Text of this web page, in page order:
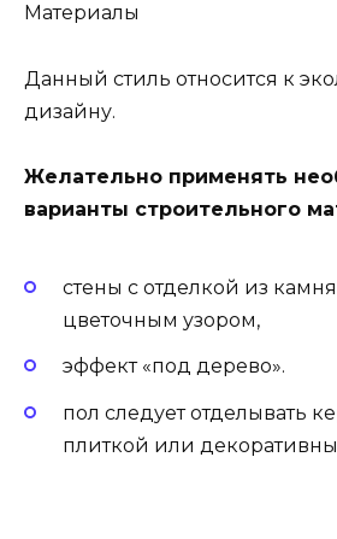
Материалы
Данный стиль относится к
дизайну.
Желательно применять
варианты строительного
стены с отделкой из
цветочным узором,
эффект «под дерево».
пол следует отделывать
плиткой или